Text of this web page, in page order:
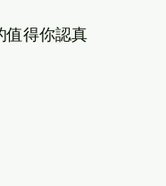
值得你認真